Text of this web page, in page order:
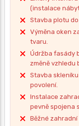
(instalace
Stavba plotu
Výměna oken
tvaru.
Údržba fasády
změně vzhledu
Stavba
povolení.
Instalace
pevně spojena
Běžné